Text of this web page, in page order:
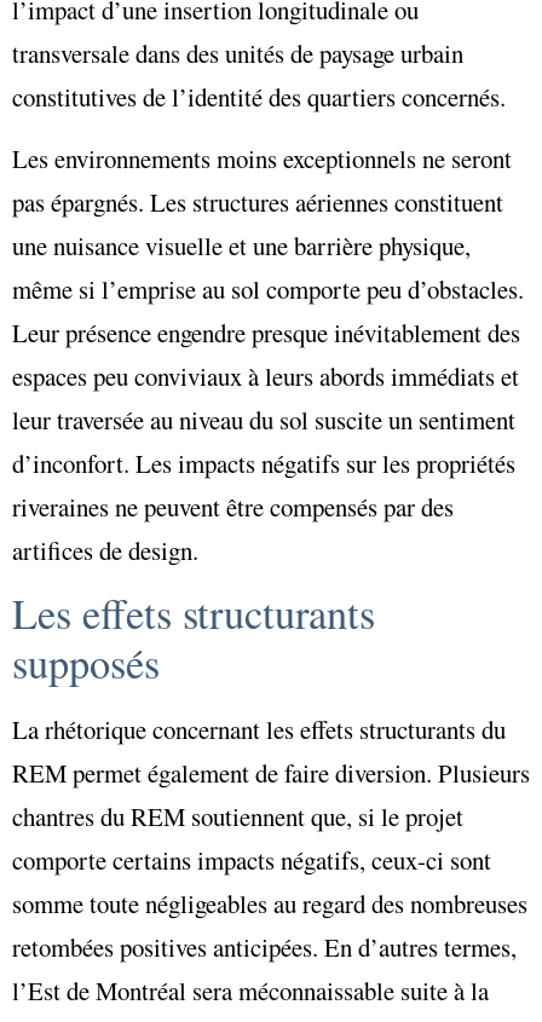
l’impact d’une insertion longitudinale ou
transversale dans des unités de paysage urbain
constitutives de l’identité des quartiers concernés.
Les environnements moins exceptionnels ne seront
pas épargnés. Les structures aériennes constituent
une nuisance visuelle et une barrière physique,
même si l’emprise au sol comporte peu d’obstacles.
Leur présence engendre presque inévitablement des
espaces peu conviviaux à leurs abords immédiats et
leur traversée au niveau du sol suscite un sentiment
d’inconfort. Les impacts négatifs sur les propriétés
riveraines ne peuvent être compensés par des
artifices de design.
Les effets structurants
supposés
La rhétorique concernant les effets structurants du
REM permet également de faire diversion. Plusieurs
chantres du REM soutiennent que, si le projet
comporte certains impacts négatifs, ceux-ci sont
somme toute négligeables au regard des nombreuses
retombées positives anticipées. En d’autres termes,
l’Est de Montréal sera méconnaissable suite à la